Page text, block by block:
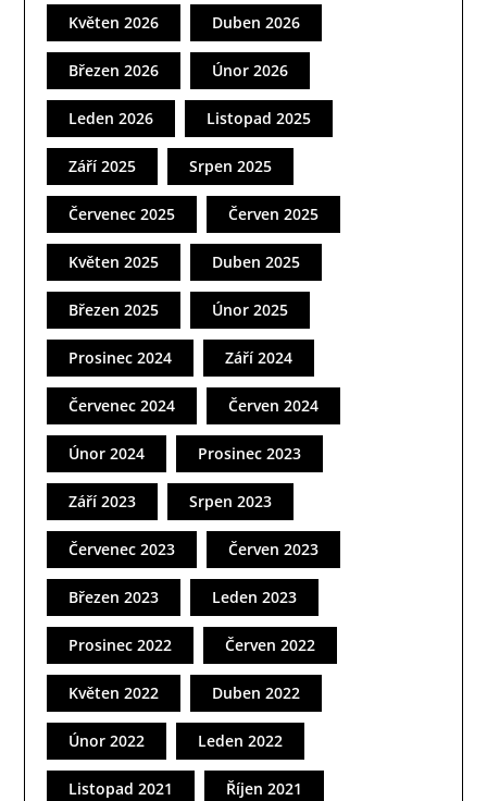
Květen 2026 Duben 2026
Březen 2026 Únor 2026
Leden 2026 Listopad 2025
Září 2025 Srpen 2025
Červenec 2025 Červen 2025
Květen 2025 Duben 2025
Březen 2025 Únor 2025
Prosinec 2024 Září 2024
Červenec 2024 Červen 2024
Únor 2024 Prosinec 2023
Září 2023 Srpen 2023
Červenec 2023 Červen 2023
Březen 2023 Leden 2023
Prosinec 2022 Červen 2022
Květen 2022 Duben 2022
Únor 2022 Leden 2022
Listopad 2021 Říjen 2021